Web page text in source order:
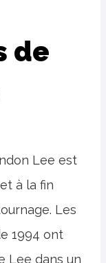
de
Lee est
à la fin
Les
1994 ont
Lee dans un